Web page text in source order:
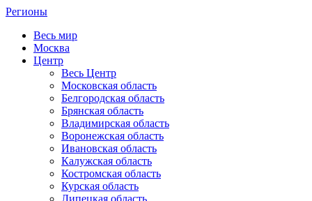
Регионы
Весь мир
Москва
Центр
Весь Центр
Московская область
Белгородская область
Брянская область
Владимирская область
Воронежская область
Ивановская область
Калужская область
Костромская область
Курская область
Липецкая область